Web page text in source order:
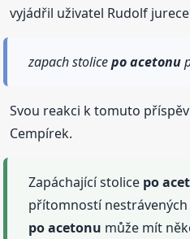
vyjádřil uživatel Rudolf
zapach stolicepo acetonu
Svou reakci k tomuto
Cempírek.
Zapáchající stolice po
přítomností
po acetonu může mít